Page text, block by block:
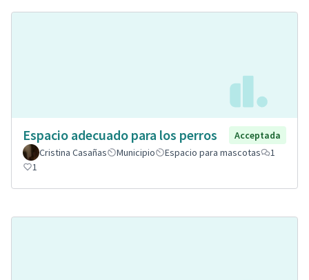
Espacio adecuado para los perros
Acceptada
Cristina Casañas
Municipio Espacio para mascotas
1
1